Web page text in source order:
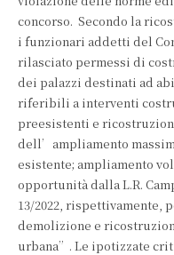
concorso. Secondo la
i funzionari addetti del
rilasciato permessi di
dei palazzi destinati ad
riferibili a interventi
preesistenti e
dell’ampliamento
esistente; ampliamento
opportunità dalla L.R.
13/2022,
demolizione e
urbana”. Le ipotizzate